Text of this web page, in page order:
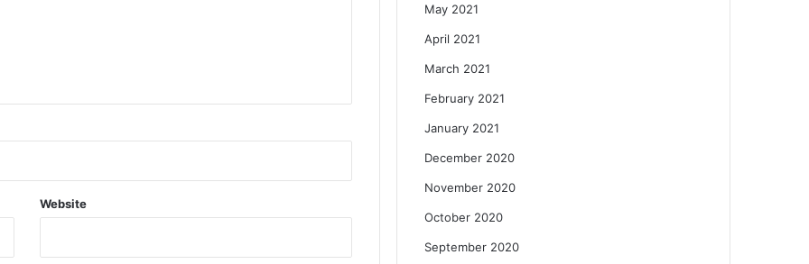
Website
May 2021
April 2021
March 2021
February 2021
January 2021
December 2020
November 2020
October 2020
September 2020